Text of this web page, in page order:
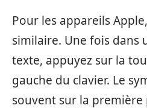
Pour les appareils
similaire. Une fois dans
texte, appuyez sur la
gauche du clavier. Le
souvent sur la première